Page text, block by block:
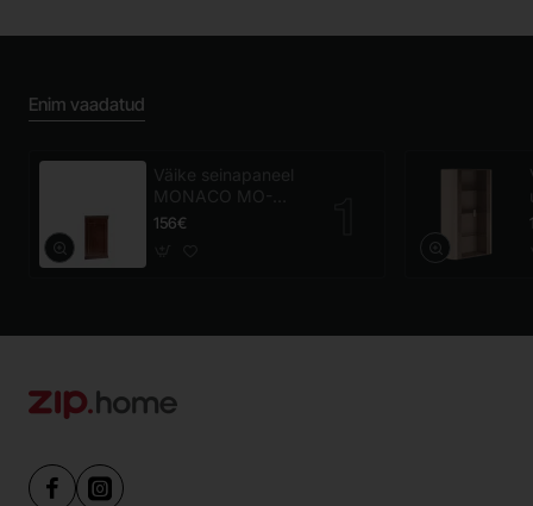
Enim vaadatud
Väike seinapaneel
MONACO MO-
panel mały
156€